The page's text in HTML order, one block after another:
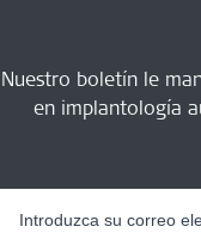
Nuestro boletín le
en implantología